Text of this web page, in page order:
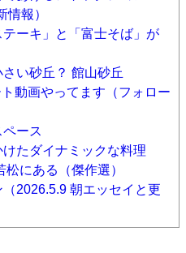
情報）
ーキ」と「富士そば」が
い砂丘？ 館山砂丘
動画やってます（フォロー
ース
たダイナミックな料理
松にある（傑作選）
2026.5.9 朝エッセイと更